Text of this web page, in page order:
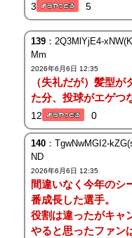
3 5
139：2Q3MlYjE4-
Mm
2026年6月6日 12:35
（失礼だが）髪型
た分、投球がエゲつ
12 0
140：TgwNwMGI2-
ND
2026年6月6日 12:35
間違いなく今年のシ
番成長した選手。
役割は違ったがキャ
やると思ったファン